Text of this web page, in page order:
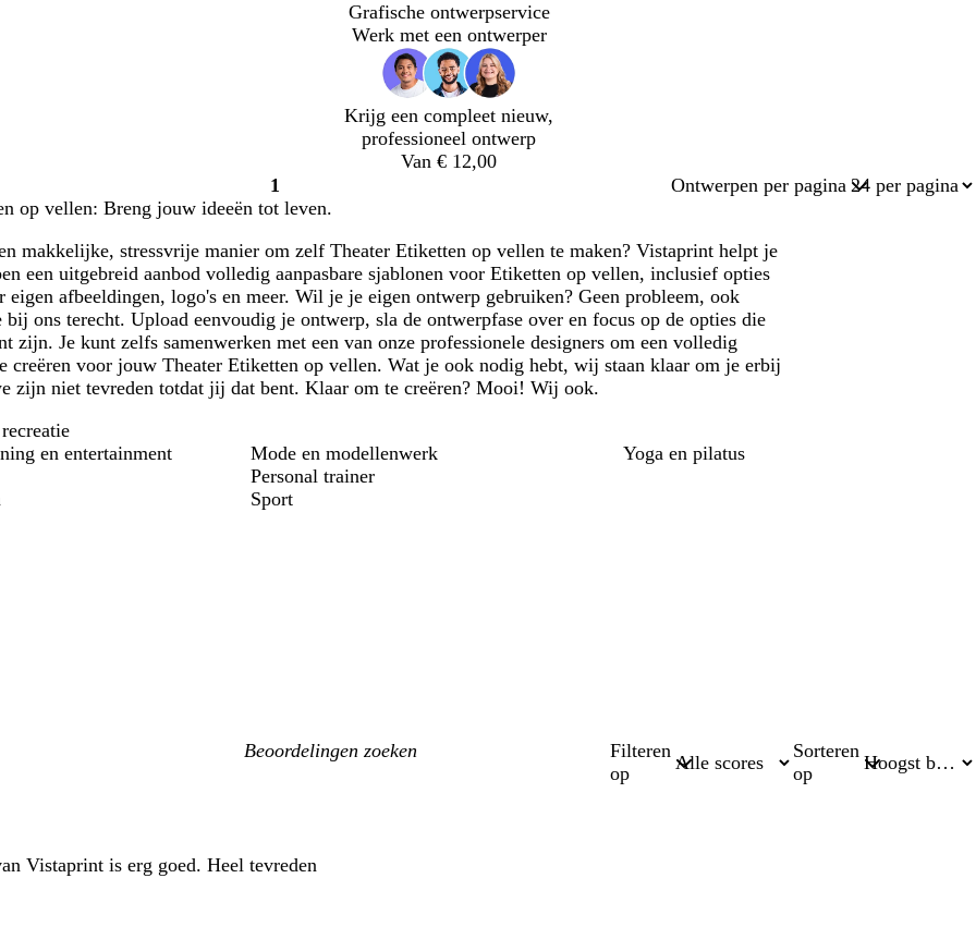
Grafische ontwerpservice
Werk met een ontwerper
Krijg een compleet nieuw,
professioneel ontwerp
Van € 12,00
Pagina
1
1
Ontwerpen per pagina
op vellen: Breng jouw ideeën tot leven.
makkelijke, stressvrije manier om zelf Theater Etiketten op vellen te maken? Vistaprint helpt je
een uitgebreid aanbod volledig aanpasbare sjablonen voor Etiketten op vellen, inclusief opties
eigen afbeeldingen, logo's en meer. Wil je je eigen ontwerp gebruiken? Geen probleem, ook
bij ons terecht. Upload eenvoudig je ontwerp, sla de ontwerpfase over en focus op de opties die
zijn. Je kunt zelfs samenwerken met een van onze professionele designers om een volledig
creëren voor jouw Theater Etiketten op vellen. Wat je ook nodig hebt, wij staan klaar om je erbij
zijn niet tevreden totdat jij dat bent. Klaar om te creëren? Mooi! Wij ook.
en entertainment
Mode en modellenwerk
Personal trainer
Sport
Yoga en pilatus
Mijn
Filteren
op
Sorteren
op
Vistaprint is erg goed. Heel tevreden